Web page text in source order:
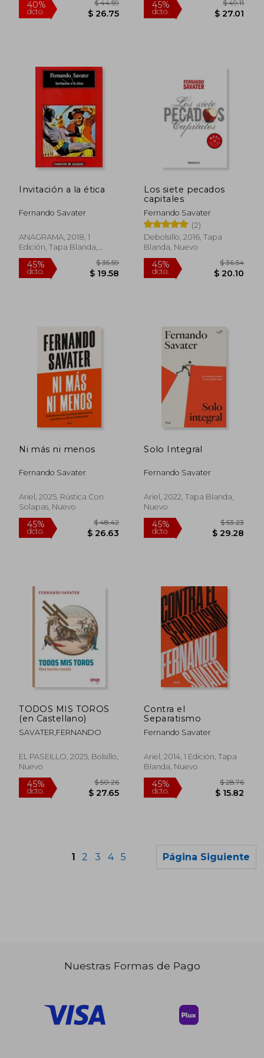
45%
dcto.
45%
dcto. $ 22.61
45%
dcto.
40%
dcto.
$ 44.59 45%
dcto.
Invitación a la ética
Fernando Savater
ANAGRAMA, 2018, 1
Edición, Tapa Blanda,
Nuevo
dcto. $ 19.58
Los siete pecados
capitales
Fernando Savater
(2)
Debolsillo, 2016, Tapa
Blanda, Nuevo
dcto.
Ni más ni menos
Fernando Savater
Ariel, 2025, Rústica Con
Solapas, Nuevo
Solo Integral
Fernando Savater
Ariel, 2022, Tapa Blanda,
Nuevo
TODOS MIS TOROS
(en Castellano)
SAVATER,FERNANDO
EL PASEILLO, 2025, Bolsillo,
Nuevo
Contra el
Separatismo
Fernando Savater
Ariel, 2014, 1 Edición, Tapa
Blanda, Nuevo
1 2 3 4 5 Página Siguiente
Nuestras Formas de Pago